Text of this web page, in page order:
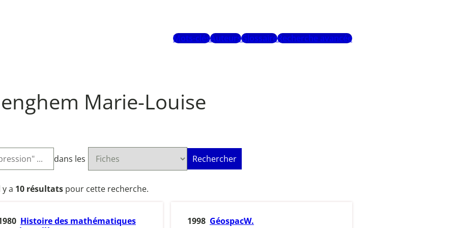
Mots-clésAuteursGlossaireRecherche avancée
Marie-Louise
dans les Rechercher
y a 10 résultatspour cette recherche.
Histoire des mathématiques
1998 GéospacW.